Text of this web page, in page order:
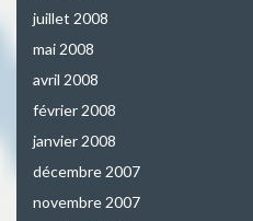
juillet 2008
mai 2008
avril 2008
février 2008
janvier 2008
décembre 2007
novembre 2007